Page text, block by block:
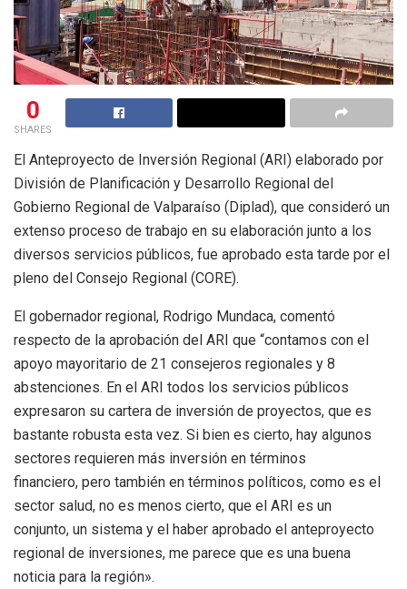
0
SHARES
El Anteproyecto de Inversión Regional (ARI) elaborado por
División de Planificación y Desarrollo Regional del
Gobierno Regional de Valparaíso (Diplad), que consideró un
extenso proceso de trabajo en su elaboración junto a los
diversos servicios públicos, fue aprobado esta tarde por el
pleno del Consejo Regional (CORE).
El gobernador regional, Rodrigo Mundaca, comentó
respecto de la aprobación del ARI que “contamos con el
apoyo mayoritario de 21 consejeros regionales y 8
abstenciones. En el ARI todos los servicios públicos
expresaron su cartera de inversión de proyectos, que es
bastante robusta esta vez. Si bien es cierto, hay algunos
sectores requieren más inversión en términos
financiero, pero también en términos políticos, como es el
sector salud, no es menos cierto, que el ARI es un
conjunto, un sistema y el haber aprobado el anteproyecto
regional de inversiones, me parece que es una buena
noticia para la región».